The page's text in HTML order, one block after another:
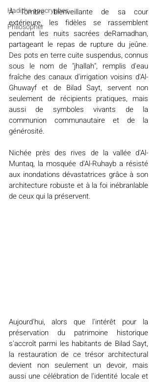
Hadiths apocryphes
Philosopher
À l'ombre bienveillante de sa cour
extérieure, les fidèles se rassemblent
pendant les nuits sacrées deRamadhan,
partageant le repas de rupture du jeûne.
Des pots en terre cuite suspendus, connus
sous le nom de "jhallah", remplis d'eau
fraîche des canaux d'irrigation voisins d'Al-
Ghuwayf et de Bilad Sayt, servent non
seulement de récipients pratiques, mais
aussi de symboles vivants de la
communion communautaire et de la
générosité.
Nichée près des rives de la vallée d'Al-
Muntaq, la mosquée d'Al-Ruhayb a résisté
aux inondations dévastatrices grâce à son
architecture robuste et à la foi inébranlable
de ceux qui la préservent.
Aujourd'hui, alors que l'intérêt pour la
préservation du patrimoine historique
s'accroît parmi les habitants de Bilad Sayt,
la restauration de ce trésor architectural
devient non seulement un devoir, mais
aussi une célébration de l'identité locale et